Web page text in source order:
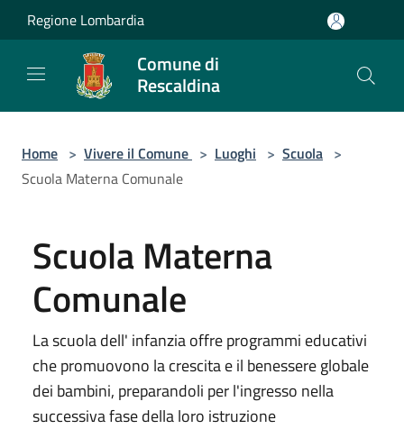
Salta al contenuto principale
Regione Lombardia
Comune di
Rescaldina
Home > Vivere il Comune > Luoghi > Scuola >
Scuola Materna Comunale
Scuola Materna
Comunale
La scuola dell' infanzia offre programmi educativi
che promuovono la crescita e il benessere globale
dei bambini, preparandoli per l'ingresso nella
successiva fase della loro istruzione